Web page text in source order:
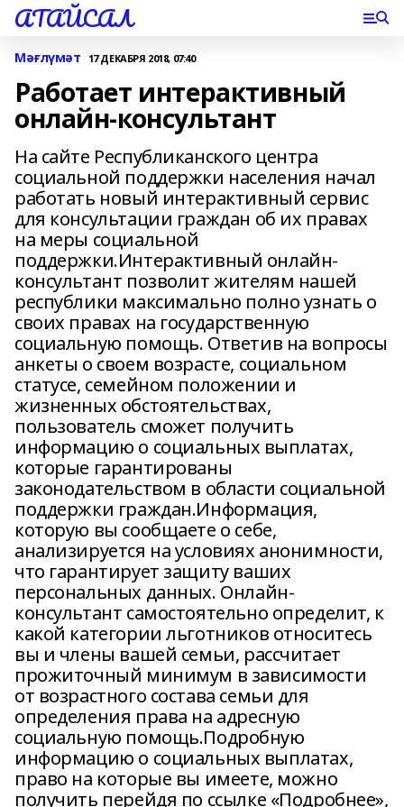
АТАЙСАЛ
Мәғлүмәт 17 ДЕКАБРЯ 2018, 07:40
Работает интерактивный
онлайн-консультант
На сайте Республиканского центра
социальной поддержки населения начал
работать новый интерактивный сервис
для консультации граждан об их правах
на меры социальной
поддержки.Интерактивный онлайн-
консультант позволит жителям нашей
республики максимально полно узнать о
своих правах на государственную
социальную помощь. Ответив на вопросы
анкеты о своем возрасте, социальном
статусе, семейном положении и
жизненных обстоятельствах,
пользователь сможет получить
информацию о социальных выплатах,
которые гарантированы
законодательством в области социальной
поддержки граждан.Информация,
которую вы сообщаете о себе,
анализируется на условиях анонимности,
что гарантирует защиту ваших
персональных данных. Онлайн-
консультант самостоятельно определит, к
какой категории льготников относитесь
вы и члены вашей семьи, рассчитает
прожиточный минимум в зависимости
от возрастного состава семьи для
определения права на адресную
социальную помощь.Подробную
информацию о социальных выплатах,
право на которые вы имеете, можно
получить перейдя по ссылке «Подробнее»,